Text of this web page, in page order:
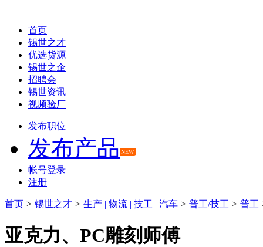
首页
锡世之才
优选货源
锡世之企
招聘会
锡世资讯
视频验厂
发布职位
发布产品 NEW
帐号登录
注册
首页 > 锡世之才 > 生产 | 物流 | 技工 | 汽车 > 普工/技工 > 普工
亚克力、PC雕刻师傅